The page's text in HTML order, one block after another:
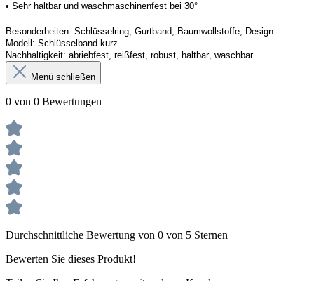
• Sehr haltbar und waschmaschinenfest bei 30°
Besonderheiten: Schlüsselring, Gurtband, Baumwollstoffe, Design
Modell: Schlüsselband kurz
Nachhaltigkeit: abriebfest, reißfest, robust, haltbar, waschbar
Menü schließen
0 von 0 Bewertungen
Durchschnittliche Bewertung von 0 von 5 Sternen
Bewerten Sie dieses Produkt!